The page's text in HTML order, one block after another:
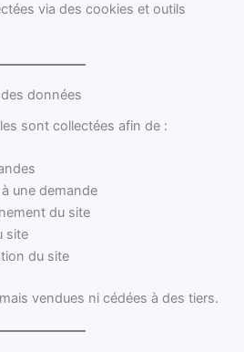
via des cookies et outils
données
sont collectées afin de :
une demande
du site
site
du site
vendues ni cédées à des tiers.